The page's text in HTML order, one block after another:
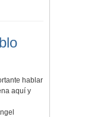
hablar
aquí y